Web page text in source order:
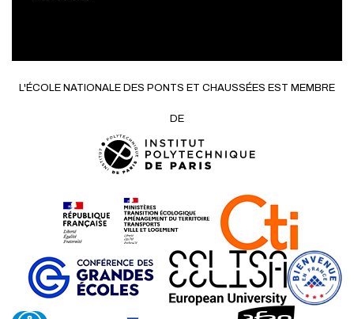
L'ÉCOLE NATIONALE DES PONTS ET CHAUSSÉES EST MEMBRE
DE